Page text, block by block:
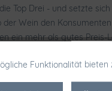
Top Drei - und setzte
Wein den
mehr als gutes
und DLG nicht teilnimmt.
"Wir wollen
Funktionalität bieten